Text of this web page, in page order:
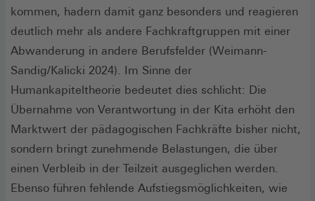
kommen, hadern damit ganz besonders und reagieren
deutlich mehr als andere Fachkraftgruppen mit einer
Abwanderung in andere Berufsfelder (Weimann-
Sandig/Kalicki 2024). Im Sinne der
Humankapiteltheorie bedeutet dies schlicht: Die
Übernahme von Verantwortung in der Kita erhöht den
Marktwert der pädagogischen Fachkräfte bisher nicht,
sondern bringt zunehmende Belastungen, die über
einen Verbleib in der Teilzeit ausgeglichen werden.
Ebenso führen fehlende Aufstiegsmöglichkeiten, wie